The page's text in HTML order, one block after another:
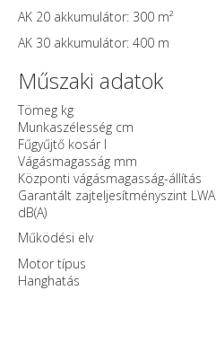
AK 20 akkumulátor: 300 m²
AK 30 akkumulátor: 400 m
Műszaki adatok
Tömeg kg
Munkaszélesség cm
Fűgyűjtő kosár l
Vágásmagasság mm
Központi vágásmagasság-állítás
Garantált zajteljesítményszint LWA
dB(A)
Működési elv
Motor típus
Hanghatás